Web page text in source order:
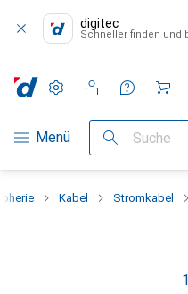
digitec
Schneller finden und
Navigation nach Kategorien
Menü Suche
Einstellungen
Kundenkonto
Vergleichslisten
Merklisten
Warenkorb
Kabel Stromkabel